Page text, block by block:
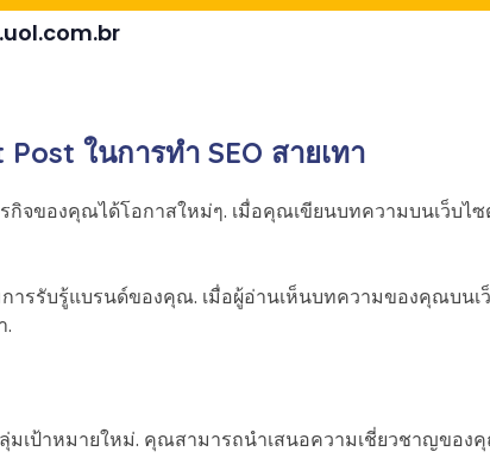
ในการทำ SEO สายเทา
กิจของคุณได้โอกาสใหม่ๆ. เมื่อคุณเขียนบทความบนเว็บ
ารรับรู้แบรนด์ของคุณ. เมื่อผู้อ่านเห็นบทความของคุณบน
.
มเป้าหมายใหม่. คุณสามารถนำเสนอความเชี่ยวชาญขอ